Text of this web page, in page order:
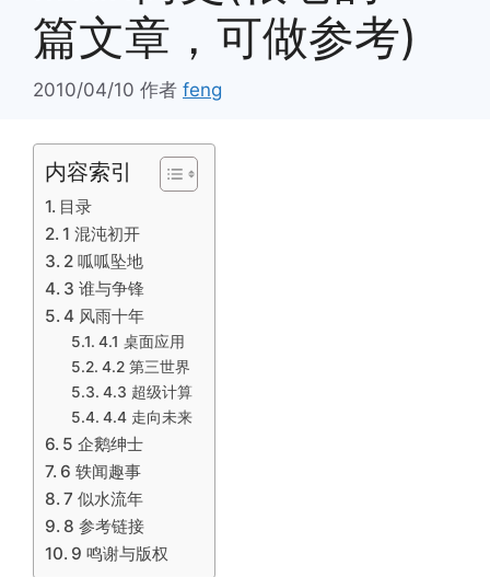
篇文章，可做参考)
2010/04/10 作者 feng
内容索引
目录
1 混沌初开
2 呱呱坠地
3 谁与争锋
4 风雨十年
4.1 桌面应用
4.2 第三世界
4.3 超级计算
4.4 走向未来
5 企鹅绅士
6 轶闻趣事
7 似水流年
8 参考链接
9 鸣谢与版权